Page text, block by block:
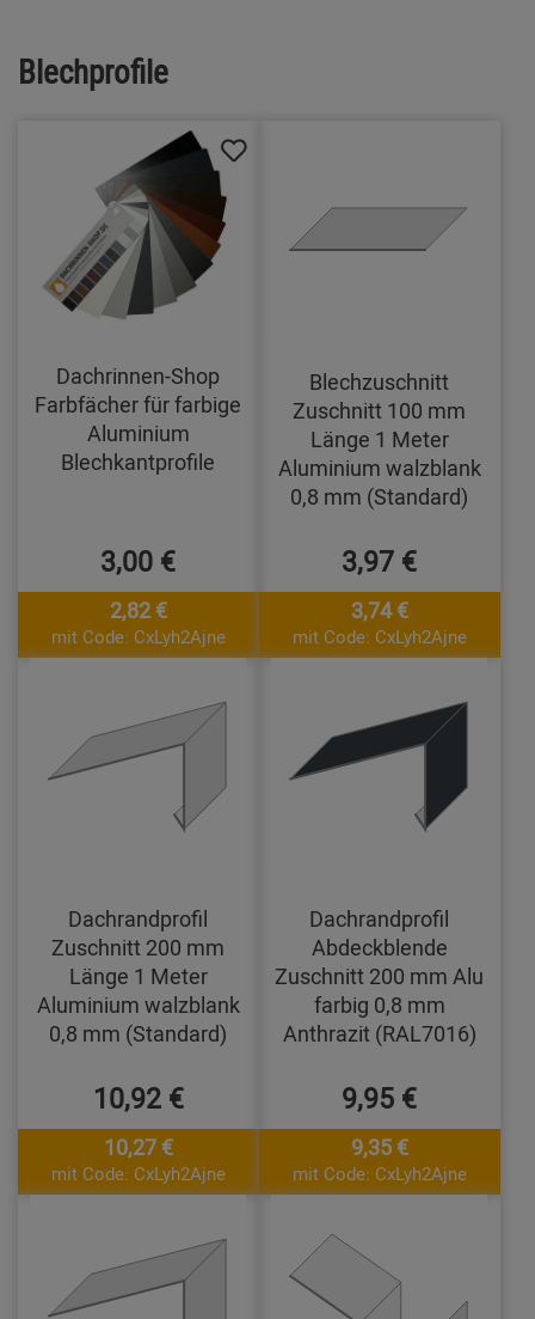
Blechprofile
Dachrinnen-Shop
Farbfächer für farbige
Aluminium
Blechkantprofile
3,00 €
2,82 €
mit Code: CxLyh2Ajne
Blechzuschnitt
Zuschnitt 100 mm
Länge 1 Meter
Aluminium walzblank
0,8 mm (Standard)
3,97 €
3,74 €
mit Code: CxLyh2Ajne
Dachrandprofil
Zuschnitt 200 mm
Länge 1 Meter
Aluminium walzblank
0,8 mm (Standard)
10,92 €
10,27 €
mit Code: CxLyh2Ajne
Dachrandprofil
Abdeckblende
Zuschnitt 200 mm Alu
farbig 0,8 mm
Anthrazit (RAL7016)
9,95 €
9,35 €
mit Code: CxLyh2Ajne